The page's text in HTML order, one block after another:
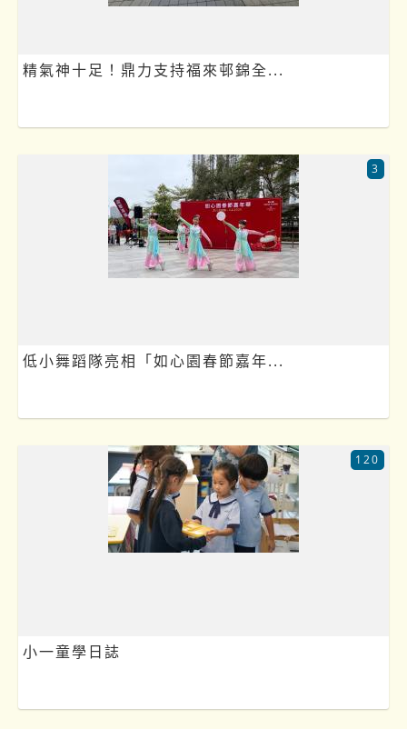
精氣神十足！鼎力支持福來邨錦全...
低小舞蹈隊亮相「如心園春節嘉年...
3
小一童學日誌
120